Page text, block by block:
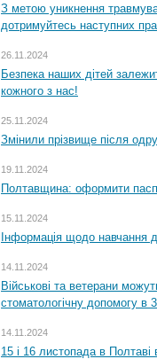
З метою уникнення
дотримуйтесь наступних
26.11.2024
Безпека наших дітей
кожного з нас!
25.11.2024
Змінили прізвище після
19.11.2024
Полтавщина: оформити
15.11.2024
Інформація щодо навчання
14.11.2024
Військові та ветерани
стоматологічну допомогу в
14.11.2024
15 і 16 листопада в